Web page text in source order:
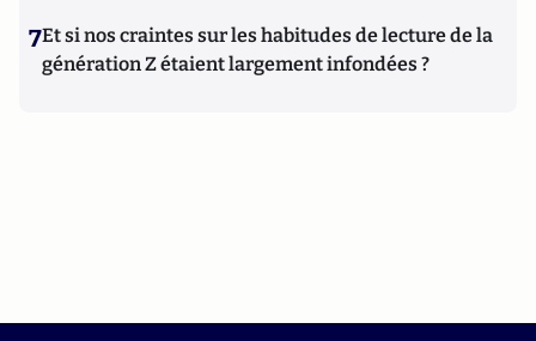
7Et si nos craintes sur les habitudes de lecture de la
génération Z étaient largement infondées ?